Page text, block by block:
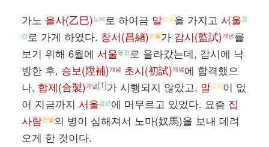
가노 을사(乙巳)노비로 하여금 말물품을 가지고 서울공
간로 가게 하였다. 창서(昌緖)인물가 감시(監試)개념를
보기 위해 6월에 서울공간로 올라갔는데, 감시에 낙
방한 후, 승보(陞補)개념 초시(初試)개념에 합격했으
나, 합제(合製)개념[1]가 시행되지 않았고, 말물품이 없
어 지금까지 서울공간에 머무르고 있었다. 요즘 집
사람인물의 병이 심해져서 노마(奴馬)을 보내 데려
오게 한 것이다.